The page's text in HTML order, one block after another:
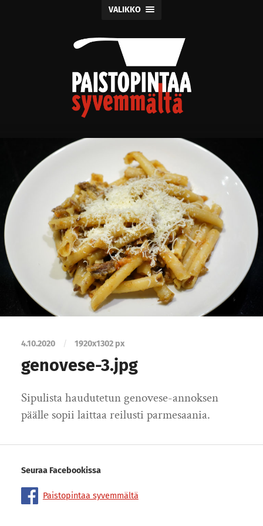
VALIKKO
4.10.2020 / 1920x1302 px
genovese-3.jpg
Sipulista haudutetun genovese-annoksen
päälle sopii laittaa reilusti parmesaania.
Seuraa Facebookissa
Paistopintaa syvemmältä